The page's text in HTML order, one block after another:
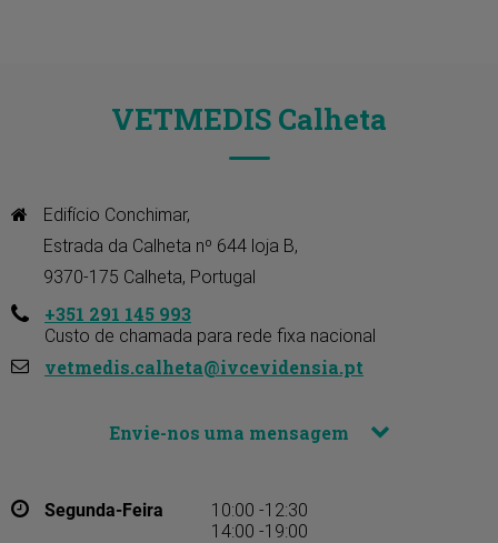
VETMEDIS Calheta
Edifício Conchimar,
Estrada da Calheta nº 644 loja B,
9370-175 Calheta, Portugal
+351 291 145 993
Custo de chamada para rede fixa nacional
vetmedis.calheta@ivcevidensia.pt
Envie-nos uma mensagem
Segunda-Feira
10:00 -12:30
14:00 -19:00